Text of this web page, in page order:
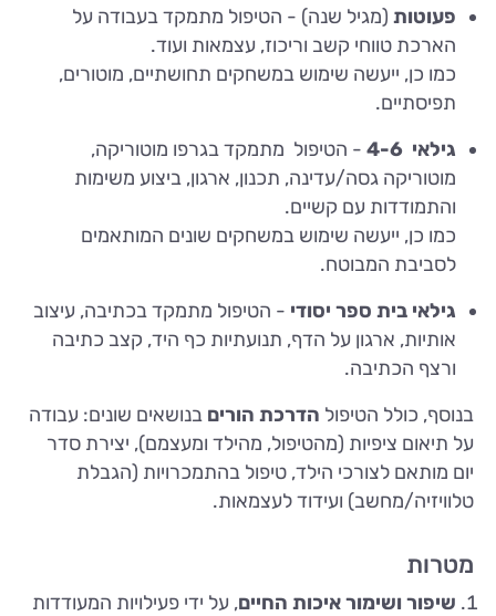
פעוטות (מגיל שנה) - הטיפול מתמקד בעבודה על
הארכת טווחי קשב וריכוז, עצמאות ועוד.
כמו כן, ייעשה שימוש במשחקים תחושתיים, מוטורים,
תפיסתיים.
גילאי 4-6
- הטיפול מתמקד בגרפו מוטוריקה,
מוטוריקה גסה/עדינה, תכנון, ארגון, ביצוע משימות
והתמודדות עם קשיים.
כמו כן, ייעשה שימוש במשחקים שונים המותאמים
לסביבת המבוטח.
גילאי בית ספר יסודי - הטיפול מתמקד בכתיבה, עיצוב
אותיות, ארגון על הדף, תנועתיות כף היד, קצב כתיבה
ורצף הכתיבה.
בנוסף, כולל הטיפול הדרכת הורים בנושאים שונים: עבודה
על תיאום ציפיות (מהטיפול, מהילד ומעצמם), יצירת סדר
יום מותאם לצורכי הילד, טיפול בהתמכרויות (הגבלת
טלוויזיה/מחשב) ועידוד לעצמאות.
מטרות
שיפור ושימור איכות החיים, על ידי פעילויות המעודדות